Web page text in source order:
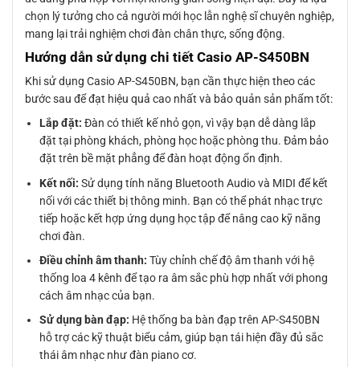
chọn lý tưởng cho cả người mới học lẫn nghệ sĩ chuyên nghiệp,
mang lại trải nghiệm chơi đàn chân thực, sống động.
Hướng dẫn sử dụng chi tiết Casio AP-S450BN
Khi sử dụng Casio AP-S450BN, bạn cần thực hiện theo các
bước sau để đạt hiệu quả cao nhất và bảo quản sản phẩm tốt:
Lắp đặt: Đàn có thiết kế nhỏ gọn, vì vậy bạn dễ dàng lắp
đặt tại phòng khách, phòng học hoặc phòng thu. Đảm bảo
đặt trên bề mặt phẳng để đàn hoạt động ổn định.
Kết nối: Sử dụng tính năng Bluetooth Audio và MIDI để kết
nối với các thiết bị thông minh. Bạn có thể phát nhạc trực
tiếp hoặc kết hợp ứng dụng học tập để nâng cao kỹ năng
chơi đàn.
Điều chỉnh âm thanh: Tùy chỉnh chế độ âm thanh với hệ
thống loa 4 kênh để tạo ra âm sắc phù hợp nhất với phong
cách âm nhạc của bạn.
Sử dụng bàn đạp: Hệ thống ba bàn đạp trên AP-S450BN
hỗ trợ các kỹ thuật biểu cảm, giúp bạn tái hiện đầy đủ sắc
thái âm nhạc như đàn piano cơ.